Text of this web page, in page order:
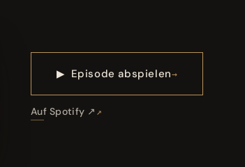
▶ Episode abspielen
Auf Spotify ↗